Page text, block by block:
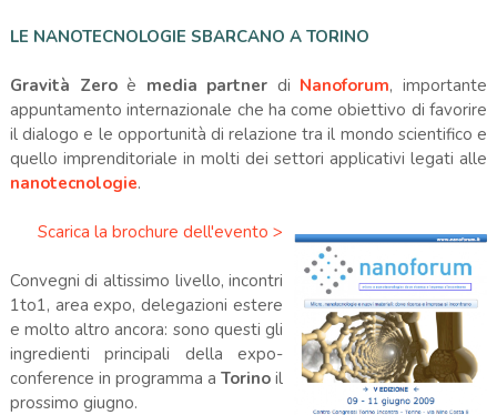
LE NANOTECNOLOGIE SBARCANO A TORINO
Gravità Zeroè media partner di Nanoforum, importante
appuntamento internazionale che ha come obiettivo di favorire
il dialogo e le opportunità di relazione tra il mondo scientifico e
quello imprenditoriale in molti dei settori applicativi legati alle
nanotecnologie.
Scarica la brochure dell'evento >
Convegni di altissimo livello, incontri
1to1, area expo, delegazioni estere
e molto altro ancora: sono questi gli
ingredienti principali della expo-
conference in programma aTorinoil
prossimo giugno.